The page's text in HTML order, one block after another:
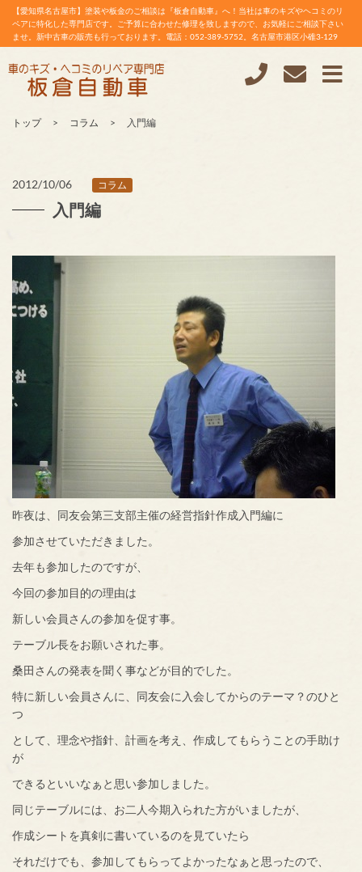
【愛知県名古屋市】塗装や板金のご相談は『板倉自動車』へ！当社は車のキズやヘコミのリ
ペアに特化した専門店です。ご予算に合わせた修理を致しますので、お気軽にご相談下さい
ませ。新中古車の販売も行っております。電話：052-389-5752。名古屋市港区小碓3-129
トップ コラム 入門編
2012/10/06 コラム
入門編
昨夜は、同友会第三支部主催の経営指針作成入門編に
参加させていただきました。
去年も参加したのですが、
今回の参加目的の理由は
新しい会員さんの参加を促す事。
テーブル長をお願いされた事。
桑田さんの発表を聞く事などが目的でした。
特に新しい会員さんに、同友会に入会してからのテーマ？のひと
つ
として、理念や指針、計画を考え、作成してもらうことの手助け
が
できるといいなぁと思い参加しました。
同じテーブルには、お二人今期入られた方がいましたが、
作成シートを真剣に書いているのを見ていたら
それだけでも、参加してもらってよかったなぁと思ったので、